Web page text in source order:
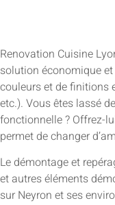
Renovation Cuisine
solution économique
couleurs et de finitions
etc.). Vous êtes lassé
fonctionnelle ? Offrez-
permet de changer
Le démontage et
et autres éléments
sur Neyron et ses